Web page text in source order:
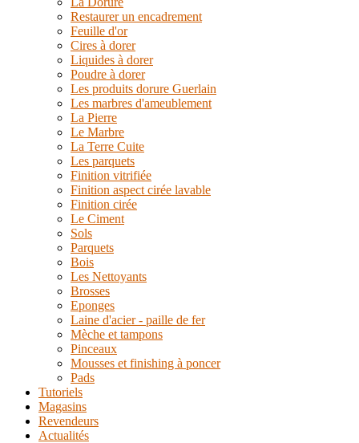
Restaurer un encadrement
Feuille d'or
Cires à dorer
Liquides à dorer
Poudre à dorer
Les produits dorure Guerlain
Les marbres d'ameublement
La Pierre
Le Marbre
La Terre Cuite
Les parquets
Finition vitrifiée
Finition aspect cirée lavable
Finition cirée
Le Ciment
Sols
Parquets
Bois
Les Nettoyants
Brosses
Eponges
Laine d'acier - paille de fer
Mèche et tampons
Pinceaux
Mousses et finishing à poncer
Pads
Tutoriels
Magasins
Revendeurs
Actualités